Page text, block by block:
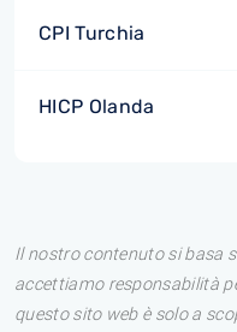
CPI Turchia
HICP Olanda
Il nostro contenuto si basa
accettiamo responsabilità
questo sito web è solo a